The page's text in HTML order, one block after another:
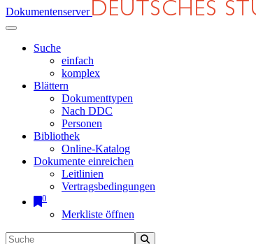
Dokumentenserver
Suche
einfach
komplex
Blättern
Dokumenttypen
Nach DDC
Personen
Bibliothek
Online-Katalog
Dokumente einreichen
Leitlinien
Vertragsbedingungen
0
Merkliste öffnen